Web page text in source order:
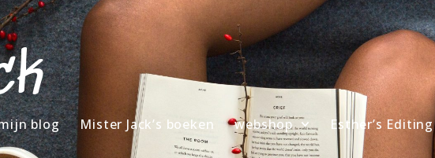
blog Mister Jack’s boeken webshop Esther’s Editing